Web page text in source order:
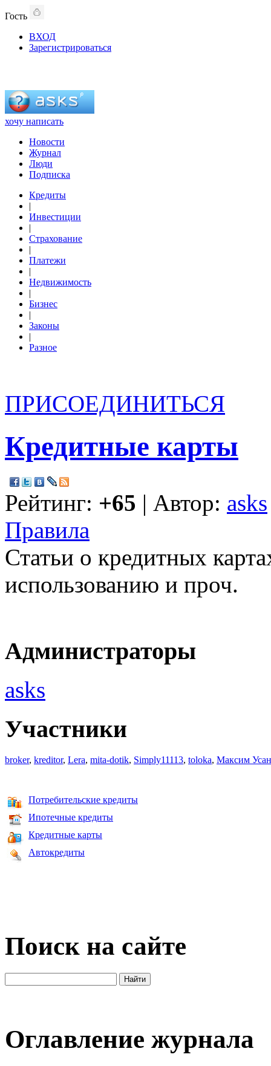
Гость
ВХОД
Зарегистрироваться
хочу написать
Новости
Журнал
Люди
Подписка
Кредиты
|
Инвестиции
|
Страхование
|
Платежи
|
Недвижимость
|
Бизнес
|
Законы
|
Разное
ПРИСОЕДИНИТЬСЯ
Кредитные карты
Рейтинг: +65 | Автор: asks
Правила
Статьи о кредитных
использованию и проч.
Администраторы
asks
Участники
broker, kreditor, Lera, mita-dotik, Simply11113, toloka, Максим
Потребительские кредиты
Ипотечные кредиты
Кредитные карты
Автокредиты
Поиск на сайте
Оглавление журнала